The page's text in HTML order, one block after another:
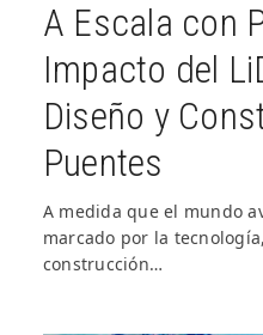
A Escala con
Impacto del
Diseño y
Puentes
A medida que el mundo
marcado por la
construcción…